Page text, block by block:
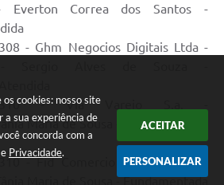
os cookies: nosso site
a sua experiência de
concorda com a
e Privacidade.
ACEITAR
PERSONALIZAR
- Everton Correa dos Santos -
- Ghm Negocios Digitais Ltda -
- Via Varejo S.a. -
Maria de Sousa - Fundamentada
- Fid Comercio Exterior Ltda -
Maria de Sousa - Fundamentada